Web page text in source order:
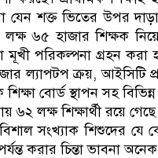
যেন শক্ত ভিতের উপর
১ লক্ষ ৬৫ হাজার শিক্ষক
মূখী পরিকল্পনা গ্রহন
ল্যাপটপ ক্রয়, আইসিটি
শিক্ষা বোর্ড স্থাপন সহ
৬২ লক্ষ শিক্ষার্থী রয়ে
সংখ্যাক শিশুদের
পর্যন্ত করার চিন্তা ভাবনা